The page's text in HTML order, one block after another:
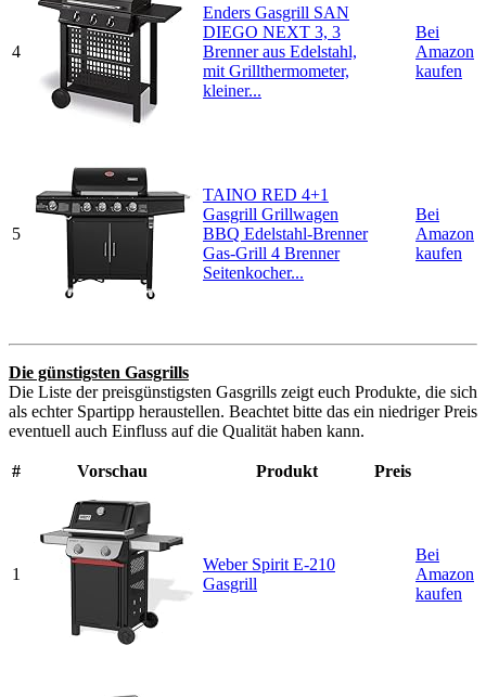
4
Enders Gasgrill SAN
DIEGO NEXT 3, 3
Brenner aus Edelstahl,
mit Grillthermometer,
kleiner...
Bei
Amazon
kaufen
5
TAINO RED 4+1
Gasgrill Grillwagen
BBQ Edelstahl-Brenner
Gas-Grill 4 Brenner
Seitenkocher...
Bei
Amazon
kaufen
Die günstigsten Gasgrills
Die Liste der preisgünstigsten Gasgrills zeigt euch Produkte, die sich
als echter Spartipp heraustellen. Beachtet bitte das ein niedriger Preis
eventuell auch Einfluss auf die Qualität haben kann.
# Vorschau Produkt Preis
1
Weber Spirit E-210
Gasgrill
Bei
Amazon
kaufen